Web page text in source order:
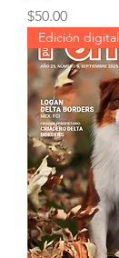
Precio
$50.00
Edición digital